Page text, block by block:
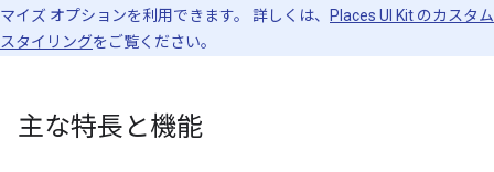
マイズ オプションを利用できます。 詳しくは、
Places UI Kit のカスタム
スタイリングをご覧ください。
主な特長と機能